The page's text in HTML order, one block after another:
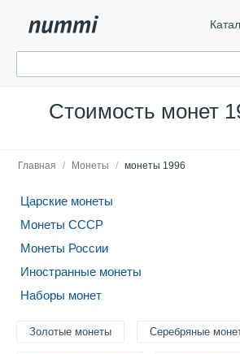
Стоимость монет
Главная / Монеты / монеты 1996
Царские монеты
Монеты СССР
Монеты России
Иностранные монеты
Наборы монет
Золотые монеты Серебряные